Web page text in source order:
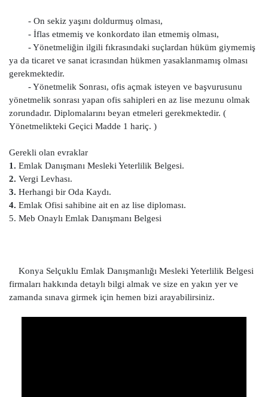
- On sekiz yaşını doldurmuş olması,
- İflas etmemiş ve konkordato ilan etmemiş olması,
- Yönetmeliğin ilgili fıkrasındaki suçlardan hüküm giymemiş
ya da ticaret ve sanat icrasından hükmen yasaklanmamış olması
gerekmektedir.
- Yönetmelik Sonrası, ofis açmak isteyen ve başvurusunu
yönetmelik sonrası yapan ofis sahipleri en az lise mezunu olmak
zorundadır. Diplomalarını beyan etmeleri gerekmektedir. (
Yönetmelikteki Geçici Madde 1 hariç. )
Gerekli olan evraklar
1. Emlak Danışmanı Mesleki Yeterlilik Belgesi.
2. Vergi Levhası.
3. Herhangi bir Oda Kaydı.
4. Emlak Ofisi sahibine ait en az lise diploması.
5. Meb Onaylı Emlak Danışmanı Belgesi
Konya Selçuklu Emlak Danışmanlığı Mesleki Yeterlilik Belgesi
firmaları hakkında detaylı bilgi almak ve size en yakın yer ve
zamanda sınava girmek için hemen bizi arayabilirsiniz.